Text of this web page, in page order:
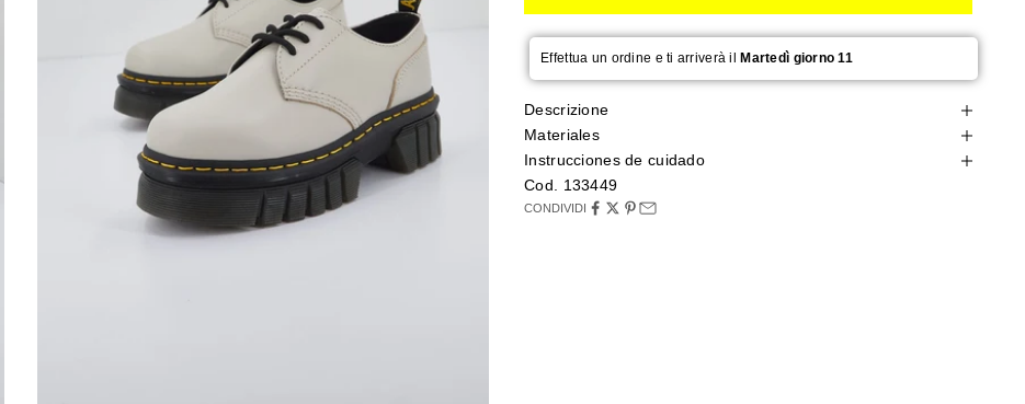
Effettua un ordine e ti arriverà il Martedì giorno 11
Descrizione
Materiales
Instrucciones de cuidado
Cod. 133449
CONDIVIDI